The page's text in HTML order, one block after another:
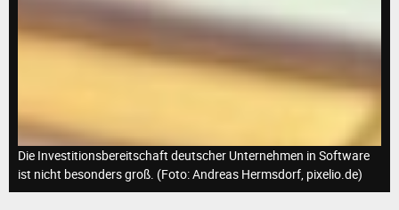
R
M
E
Die Investitionsbereitschaft deutscher Unternehmen in Software
ist nicht besonders groß. (Foto: Andreas Hermsdorf, pixelio.de)